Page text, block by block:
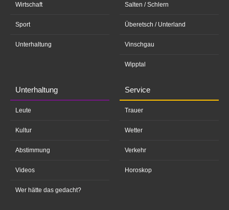
Wirtschaft
Sport
Unterhaltung
Salten / Schlern
Überetsch / Unterland
Vinschgau
Wipptal
Unterhaltung
Leute
Kultur
Abstimmung
Videos
Wer hätte das gedacht?
Service
Trauer
Wetter
Verkehr
Horoskop